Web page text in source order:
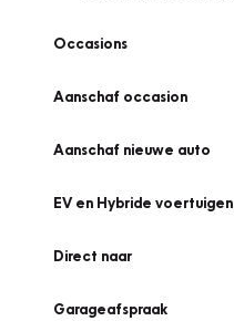
Occasions
Aanschaf occasion
Aanschaf nieuwe auto
EV en Hybride voertuigen
Direct naar
Garageafspraak